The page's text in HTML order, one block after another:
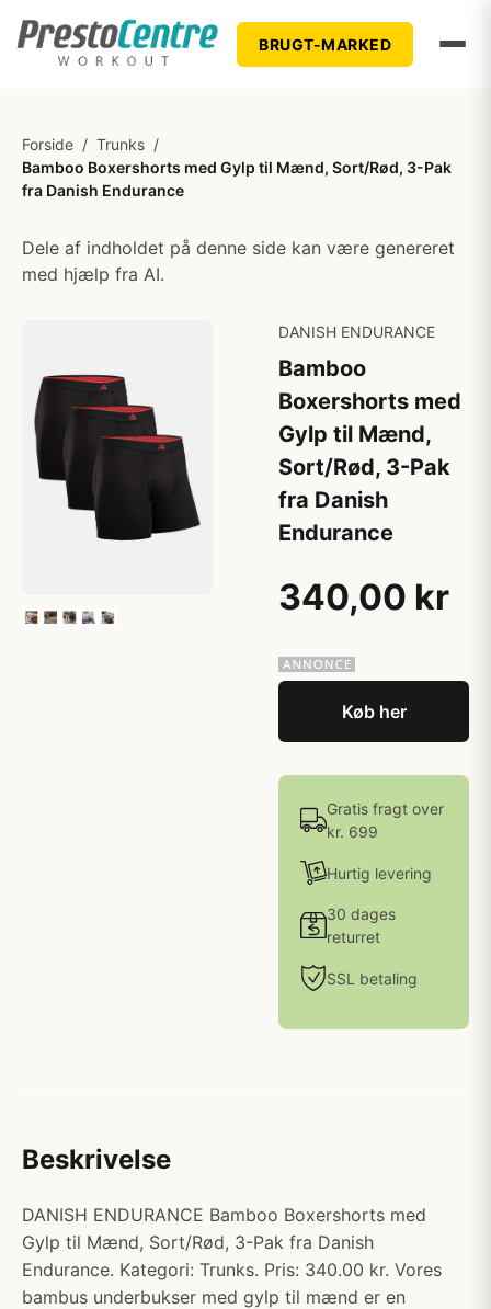
BRUGT-MARKED
Forside / Trunks /
Bamboo Boxershorts med Gylp til Mænd, Sort/Rød, 3-Pak
fra Danish Endurance
Dele af indholdet på denne side kan være genereret
med hjælp fra AI.
DANISH ENDURANCE
Bamboo
Boxershorts med
Gylp til Mænd,
Sort/Rød, 3-Pak
fra Danish
Endurance
340,00 kr
Køb her
Gratis fragt over
kr. 699
Hurtig levering
30 dages
returret
SSL betaling
Beskrivelse
DANISH ENDURANCE Bamboo Boxershorts med
Gylp til Mænd, Sort/Rød, 3-Pak fra Danish
Endurance. Kategori: Trunks. Pris: 340.00 kr. Vores
bambus underbukser med gylp til mænd er en